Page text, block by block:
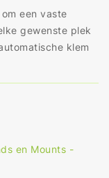
een vaste
gewenste plek
klem
en Mounts -